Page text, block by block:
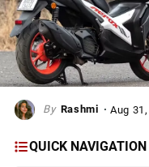
Rashmi Aug
QUICK NAVIGATION